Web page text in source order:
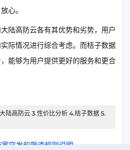
心。
陆高防云各有其优势和劣势，用户
际情况进行综合考虑。而桔子数据
能够为用户提供更好的服务和更合
陆高防云 3.性价比分析 4.桔子数据 5.
突发和限速规则说明